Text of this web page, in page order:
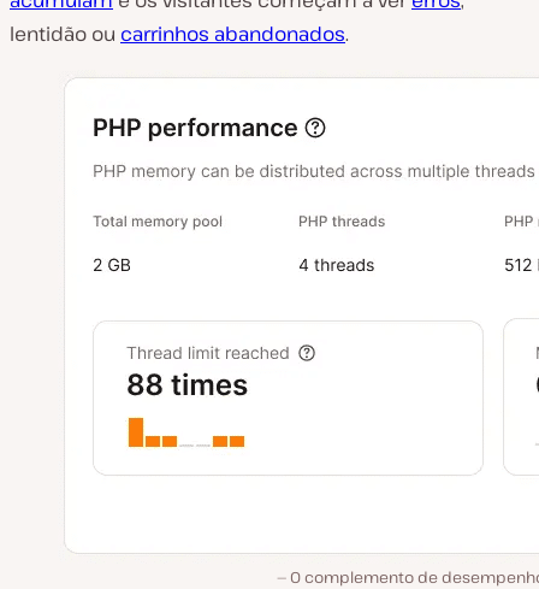
lentidão ou carrinhos abandonados.
O complemento de desempenho